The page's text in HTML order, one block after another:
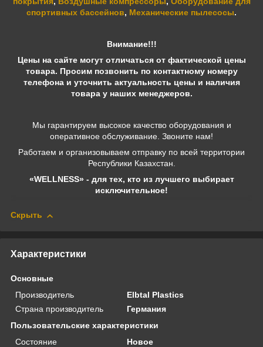
спортивных бассейнов, Механические пылесосы.
Внимание!!!
Цены на сайте могут отличаться от фактической цены
товара. Просим позвонить по контактному номеру
телефона и уточнить актуальность цены и наличия
товара у наших менеджеров.
Мы гарантируем высокое качество оборудования и
оперативное обслуживание. Звоните нам!
Работаем и организовываем отправку по всей территории
Республики Казахстан.
«WELLNESS» - для тех, кто из лучшего выбирает
исключительное!
Скрыть
Характеристики
Основные
Производитель
Elbtal Plastics
Страна производитель
Германия
Пользовательские характеристики
Состояние
Новое